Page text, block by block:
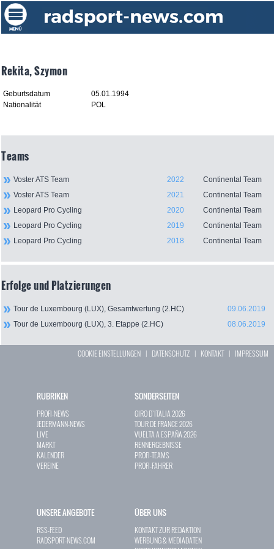
Rekita, Szymon
Geburtsdatum
05.01.1994
Nationalität
POL
Teams
Voster ATS Team 2022
Continental Team
Voster ATS Team
2021
Continental Team
Leopard Pro Cycling
2020
Continental Team
Leopard Pro Cycling
2019
Continental Team
Leopard Pro Cycling
2018 Continental Team
Erfolge und Platzierungen
Tour de Luxembourg (LUX), Gesamtwertung (2.HC)
09.06.2019
Tour de Luxembourg (LUX), 3. Etappe (2.HC)
08.06.2019
COOKIE EINSTELLUNGEN | DATENSCHUTZ | KONTAKT| IMPRESSUM
RUBRIKEN
PROFI-NEWS
JEDERMANN-NEWS
LIVE
MARKT
KALENDER
VEREINE
SONDERSEITEN
GIRO D`ITALIA 2026
TOUR DE FRANCE 2026
VUELTA A ESPAÑA 2026
RENNERGEBNISSE
PROFI-TEAMS
PROFI-FAHRER
UNSERE ANGEBOTE
RSS-FEED
RADSPORT-NEWS.COM
ÜBER UNS
KONTAKT ZUR REDAKTION
WERBUNG & MEDIADATEN